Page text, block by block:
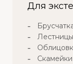
Для